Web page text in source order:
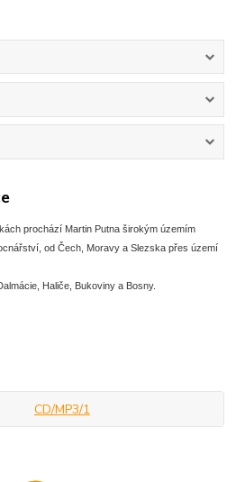
prochází Martin Putna širokým územím
od Čech, Moravy a Slezska přes území
Haliče, Bukoviny a Bosny.
CD/MP3/1